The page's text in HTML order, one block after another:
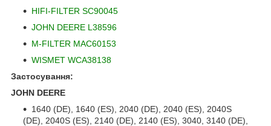
HIFI-FILTER SC90045
JOHN DEERE L38596
M-FILTER MAC60153
WISMET WCA38138
Застосування:
JOHN DEERE
1640 (DE), 1640 (ES), 2040 (DE), 2040 (ES), 2040S
(DE), 2040S (ES), 2140 (DE), 2140 (ES), 3040, 3140 (DE),